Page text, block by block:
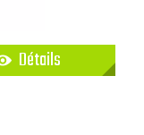
Détails